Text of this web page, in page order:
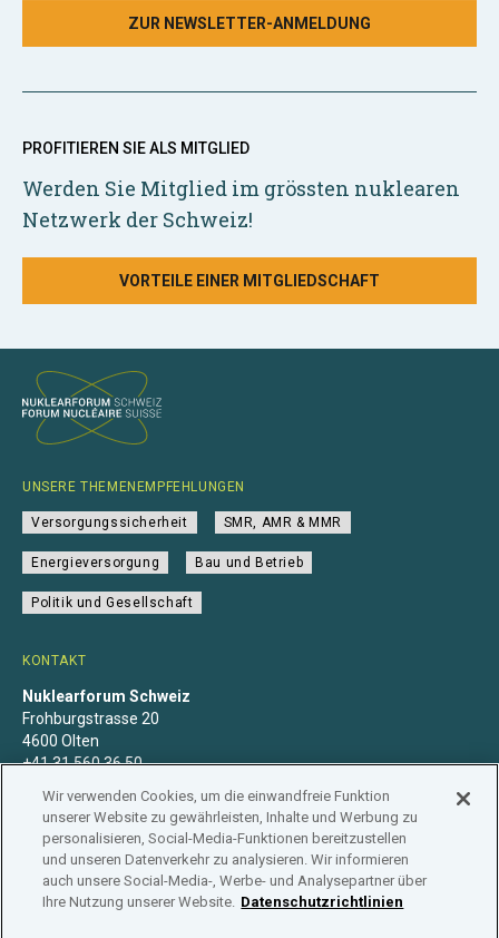
ZUR NEWSLETTER-ANMELDUNG
PROFITIEREN SIE ALS MITGLIED
Werden Sie Mitglied im grössten nuklearen
Netzwerk der Schweiz!
VORTEILE EINER MITGLIEDSCHAFT
KONTAKT
Nuklearforum Schweiz
Frohburgstrasse 20
4600 Olten
+41 31 560 36 50
UNSERE THEMENEMPFEHLUNGEN
Versorgungssicherheit SMR, AMR & MMR
Energieversorgung Bau und Betrieb
Politik und Gesellschaft
Datenschutzerklärung Impressum Mitgliedschaft
Wir verwenden Cookies, um die einwandfreie Funktion
unserer Website zu gewährleisten, Inhalte und Werbung zu
personalisieren, Social-Media-Funktionen bereitzustellen
und unseren Datenverkehr zu analysieren. Wir informieren
auch unsere Social-Media-, Werbe- und Analysepartner über
Ihre Nutzung unserer Website. Datenschutzrichtlinien